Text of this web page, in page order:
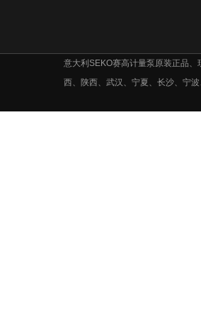
意大利SEKO赛高计量泵原装正品
西、陕西、武汉、宁夏、长沙、宁